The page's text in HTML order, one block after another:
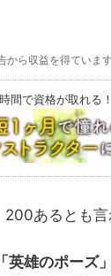
から収益を得ていま
間で資格が取れる
あるとも言
「英雄のポーズ」